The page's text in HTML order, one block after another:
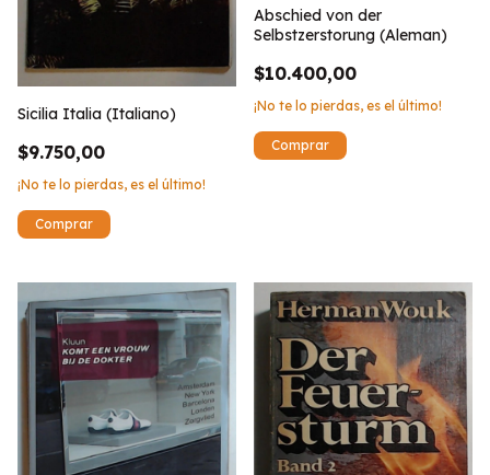
Sicilia Italia (Italiano)
$9.750,00
¡No te lo pierdas, es el último!
Abschied von der
Selbstzerstorung (Aleman)
$10.400,00
¡No te lo pierdas, es el último!